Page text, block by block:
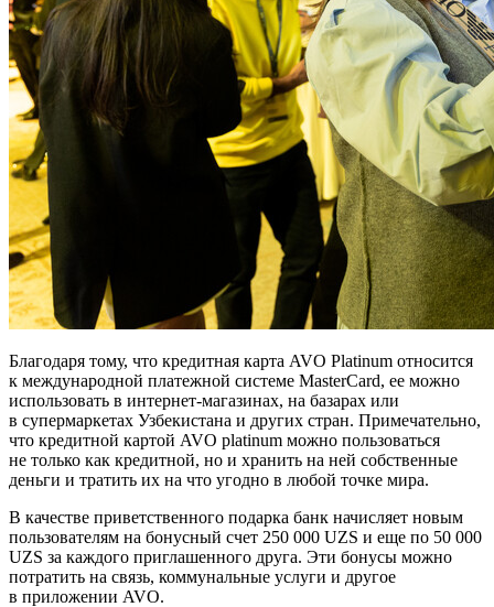
Благодаря тому, что кредитная карта AVO Platinum относится
к международной платежной системе MasterCard, ее можно
использовать в интернет-магазинах, на базарах или
в супермаркетах Узбекистана и других стран. Примечательно,
что кредитной картой AVO platinum можно пользоваться
не только как кредитной, но и хранить на ней собственные
деньги и тратить их на что угодно в любой точке мира.
В качестве приветственного подарка банк начисляет новым
пользователям на бонусный счет 250 000 UZS и еще по 50 000
UZS за каждого приглашенного друга. Эти бонусы можно
потратить на связь, коммунальные услуги и другое
в приложении AVO.